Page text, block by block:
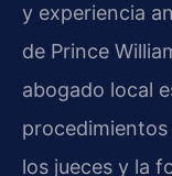
y experiencia
de Prince
abogado local
los jueces y la